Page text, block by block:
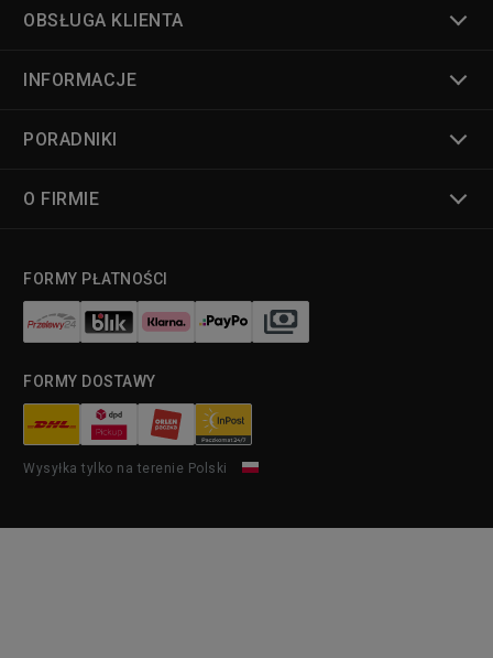
OBSŁUGA KLIENTA
INFORMACJE
PORADNIKI
O FIRMIE
FORMY PŁATNOŚCI
FORMY DOSTAWY
Wysyłka tylko na terenie Polski